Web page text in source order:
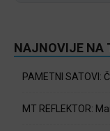
NAJNOVIJE NA
PAMETNI
MT REFLEKTOR: